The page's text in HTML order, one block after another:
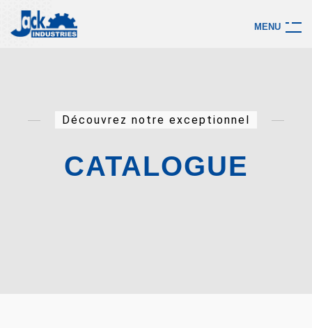
M E NU
Découvrez notre exceptionnel
CATALOGUE